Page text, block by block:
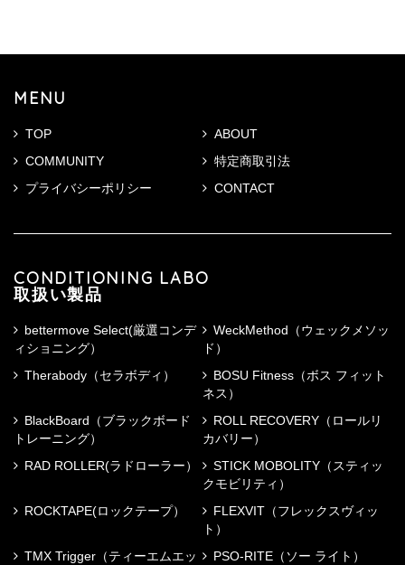
MENU
TOP
ABOUT
COMMUNITY
特定商取引法
プライバシーポリシー
CONTACT
CONDITIONING LABO
取扱い製品
bettermove Select(厳選コンデ
ィショニング）
WeckMethod（ウェックメソッ
ド）
Therabody（セラボディ）
BOSU Fitness（ボス フィット
ネス）
BlackBoard（ブラックボード
トレーニング）
ROLL RECOVERY（ロールリ
カバリー）
RAD ROLLER(ラドローラー）
STICK MOBOLITY（スティッ
クモビリティ）
ROCKTAPE(ロックテープ）
FLEXVIT（フレックスヴィッ
ト）
TMX Trigger（ティーエムエッ
PSO-RITE（ソー ライト）